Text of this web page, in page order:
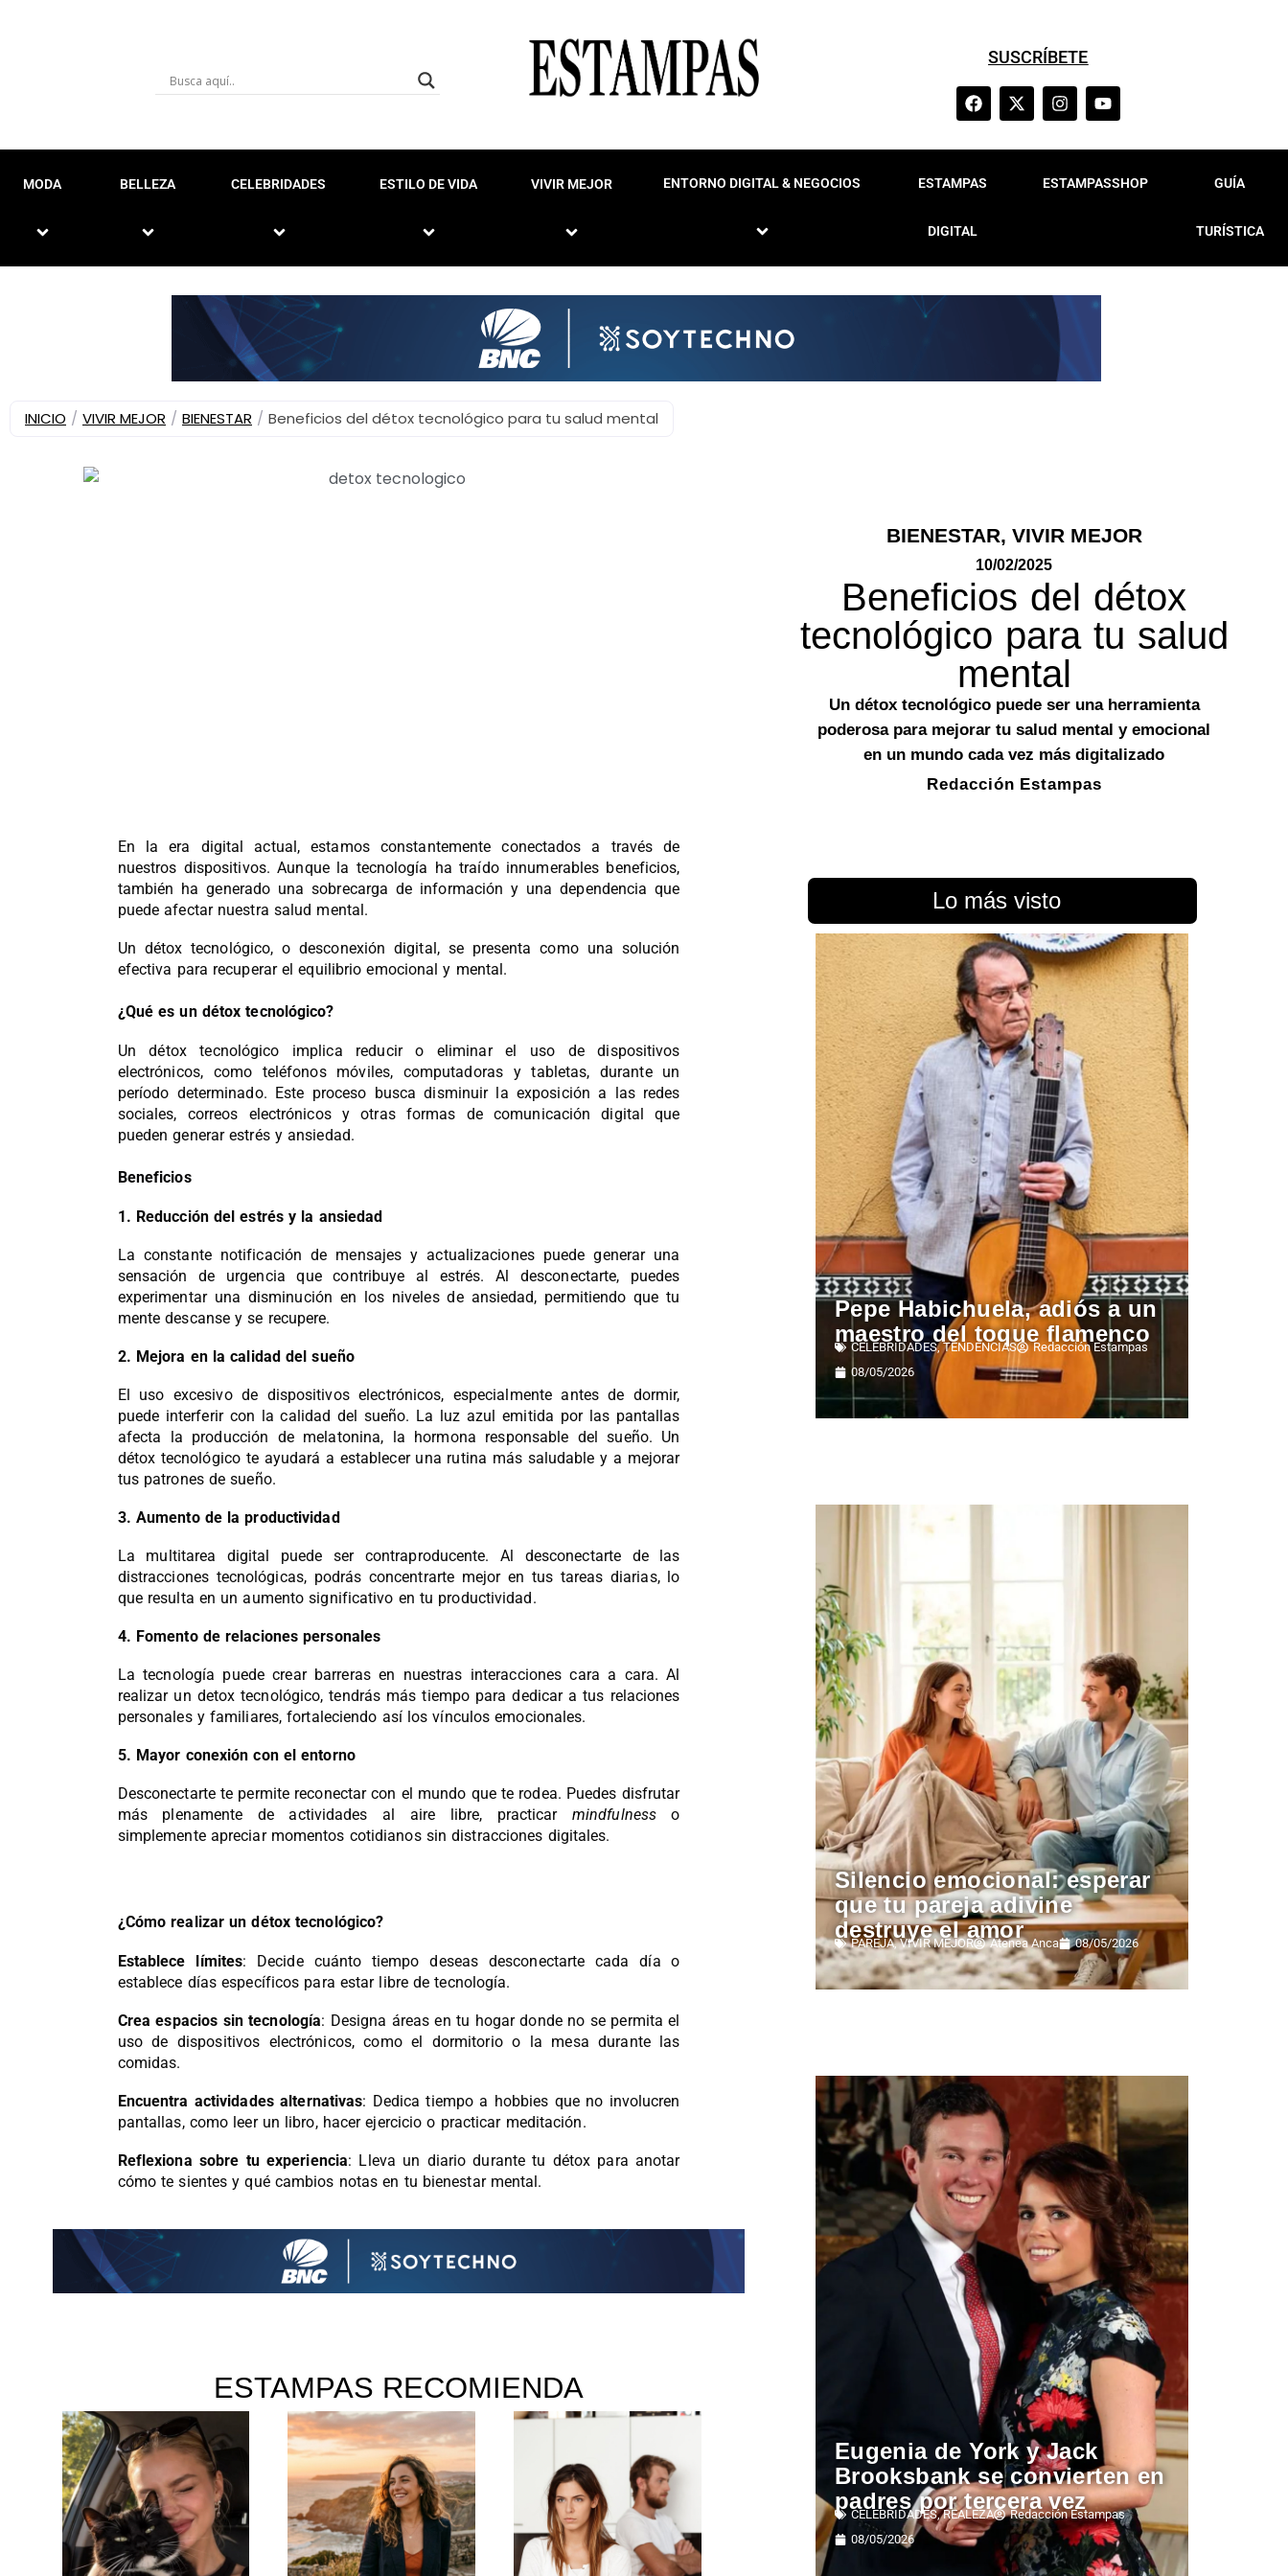
SUSCRÍBETE
MODA BELLEZA CELEBRIDADES ESTILO DE VIDA VIVIR MEJOR ENTORNO DIGITAL & NEGOCIOS ESTAMPAS
DIGITAL
ESTAMPASSHOP GUÍA
TURÍSTICA
INICIO / VIVIR MEJOR / BIENESTAR / Beneficios del détox tecnológico para tu salud mental
BIENESTAR, VIVIR MEJOR
10/02/2025
Beneficios del détox
tecnológico para tu salud
mental
Un détox tecnológico puede ser una herramienta
poderosa para mejorar tu salud mental y emocional
en un mundo cada vez más digitalizado
Redacción Estampas
En la era digital actual, estamos constantemente conectados a través de
nuestros dispositivos. Aunque la tecnología ha traído innumerables beneficios,
también ha generado una sobrecarga de información y una dependencia que
puede afectar nuestra salud mental.
Un détox tecnológico, o desconexión digital, se presenta como una solución
efectiva para recuperar el equilibrio emocional y mental.
¿Qué es un détox tecnológico?
Un détox tecnológico implica reducir o eliminar el uso de dispositivos
electrónicos, como teléfonos móviles, computadoras y tabletas, durante un
período determinado. Este proceso busca disminuir la exposición a las redes
sociales, correos electrónicos y otras formas de comunicación digital que
pueden generar estrés y ansiedad.
Beneficios
1. Reducción del estrés y la ansiedad
La constante notificación de mensajes y actualizaciones puede generar una
sensación de urgencia que contribuye al estrés. Al desconectarte, puedes
experimentar una disminución en los niveles de ansiedad, permitiendo que tu
mente descanse y se recupere.
2. Mejora en la calidad del sueño
El uso excesivo de dispositivos electrónicos, especialmente antes de dormir,
puede interferir con la calidad del sueño. La luz azul emitida por las pantallas
afecta la producción de melatonina, la hormona responsable del sueño. Un
détox tecnológico te ayudará a establecer una rutina más saludable y a mejorar
tus patrones de sueño.
3. Aumento de la productividad
La multitarea digital puede ser contraproducente. Al desconectarte de las
distracciones tecnológicas, podrás concentrarte mejor en tus tareas diarias, lo
que resulta en un aumento significativo en tu productividad.
4. Fomento de relaciones personales
La tecnología puede crear barreras en nuestras interacciones cara a cara. Al
realizar un detox tecnológico, tendrás más tiempo para dedicar a tus relaciones
personales y familiares, fortaleciendo así los vínculos emocionales.
5. Mayor conexión con el entorno
Desconectarte te permite reconectar con el mundo que te rodea. Puedes disfrutar
más plenamente de actividades al aire libre, practicar mindfulness o
simplemente apreciar momentos cotidianos sin distracciones digitales.
¿Cómo realizar un détox tecnológico?
Establece límites: Decide cuánto tiempo deseas desconectarte cada día o
establece días específicos para estar libre de tecnología.
Crea espacios sin tecnología: Designa áreas en tu hogar donde no se permita el
uso de dispositivos electrónicos, como el dormitorio o la mesa durante las
comidas.
Encuentra actividades alternativas: Dedica tiempo a hobbies que no involucren
pantallas, como leer un libro, hacer ejercicio o practicar meditación.
Reflexiona sobre tu experiencia: Lleva un diario durante tu détox para anotar
cómo te sientes y qué cambios notas en tu bienestar mental.
ESTAMPAS RECOMIENDA
Lo más visto
Pepe Habichuela, adiós a un
maestro del toque flamenco
CELEBRIDADES,TENDENCIAS
Redacción Estampas
08/05/2026
Silencio emocional: esperar
que tu pareja adivine
destruye el amor
PAREJA,VIVIR MEJOR Atenea Anca 08/05/2026
Eugenia de York y Jack
Brooksbank se convierten en
padres por tercera vez
CELEBRIDADES,REALEZA
Redacción Estampas
08/05/2026